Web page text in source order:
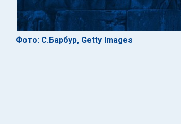
Фото: С.Барбур, Getty Images